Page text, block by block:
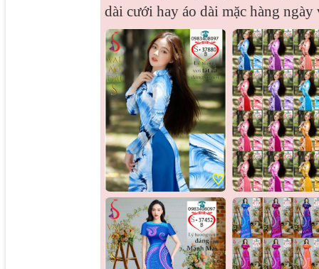
dài cưới hay áo dài mặc hàng
♡